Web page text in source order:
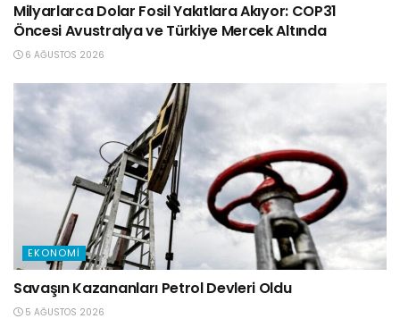
Milyarlarca Dolar Fosil Yakıtlara Akıyor: COP31
Öncesi Avustralya ve Türkiye Mercek Altında
6 AĞUSTOS 2026
EKONOMI
Savaşın Kazananları Petrol Devleri Oldu
5 AĞUSTOS 2026